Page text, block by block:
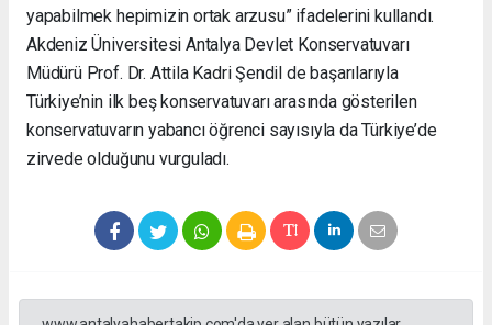
yapabilmek hepimizin ortak arzusu” ifadelerini kullandı.
Akdeniz Üniversitesi Antalya Devlet Konservatuvarı
Müdürü Prof. Dr. Attila Kadri Şendil de başarılarıyla
Türkiye’nin ilk beş konservatuvarı arasında gösterilen
konservatuvarın yabancı öğrenci sayısıyla da Türkiye’de
zirvede olduğunu vurguladı.